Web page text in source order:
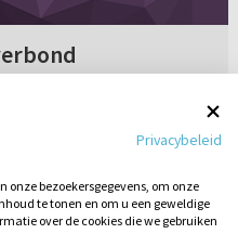
Gemeenten.
...
07-11-2013
Privacybeleid
onze bezoekersgegevens, om onze
te tonen en om u een geweldige
over de cookies die we gebruiken